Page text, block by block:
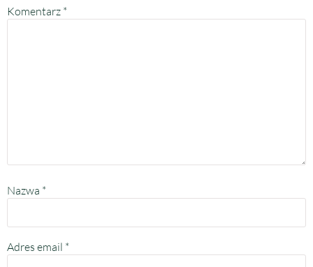
Komentarz *
Nazwa *
Adres email *